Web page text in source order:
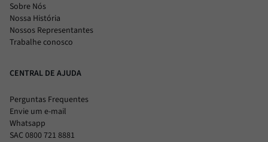
Sobre Nós
Nossa História
Nossos Representantes
Trabalhe conosco
CENTRAL DE AJUDA
Perguntas Frequentes
Envie um e-mail
Whatsapp
SAC 0800 721 8881